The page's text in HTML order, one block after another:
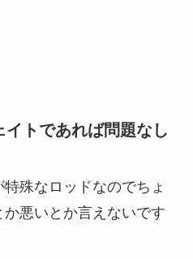
トであれば問題なし
殊なロッドなのでちょ
悪いとか言えないです